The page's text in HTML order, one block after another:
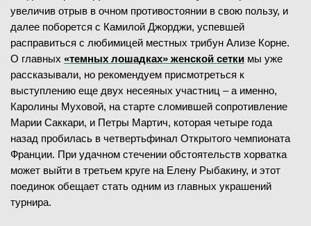
увеличив отрыв в очном противостоянии в свою пользу, и
далее поборется с Камилой Джорджи, успевшей
расправиться с любимицей местных трибун Ализе Корне.
О главных «темных лошадках» женской сетки мы уже
рассказывали, но рекомендуем присмотреться к
выступлению еще двух несеяных участниц – а именно,
Каролины Муховой, на старте сломившей сопротивление
Марии Саккари, и Петры Мартич, которая четыре года
назад пробилась в четвертьфинал Открытого чемпионата
Франции. При удачном стечении обстоятельств хорватка
может выйти в третьем круге на Елену Рыбакину, и этот
поединок обещает стать одним из главных украшений
турнира.